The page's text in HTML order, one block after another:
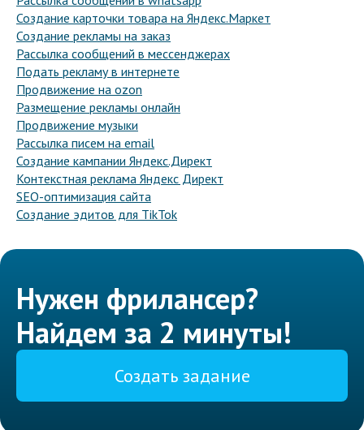
Создание карточки товара на Яндекс.Маркет
Создание рекламы на заказ
Рассылка сообщений в мессенджерах
Подать рекламу в интернете
Продвижение на ozon
Размещение рекламы онлайн
Продвижение музыки
Рассылка писем на email
Создание кампании Яндекс.Директ
Контекстная реклама Яндекс Директ
SEO-оптимизация сайта
Создание эдитов для TikTok
Нужен фрилансер?
Найдем за 2 минуты!
Создать задание